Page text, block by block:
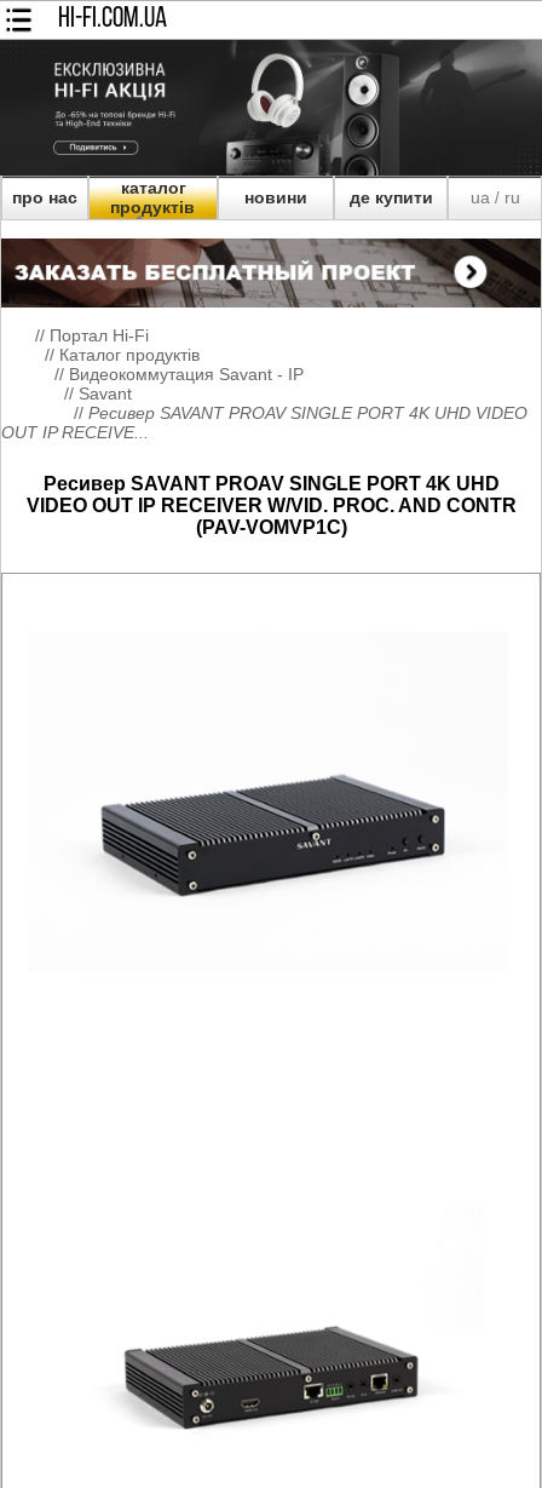
HI-FI.COM.UA
про нас
каталог
продуктів
новини де купити ua/ ru
// Портал Hi-Fi
// Каталог продуктів
// Видеокоммутация Savant - IP
// Savant
// Ресивер SAVANT PROAV SINGLE PORT 4K UHD VIDEO
OUT IP RECEIVE...
Ресивер SAVANT PROAV SINGLE PORT 4K UHD
VIDEO OUT IP RECEIVER W/VID. PROC. AND CONTR
(PAV-VOMVP1C)